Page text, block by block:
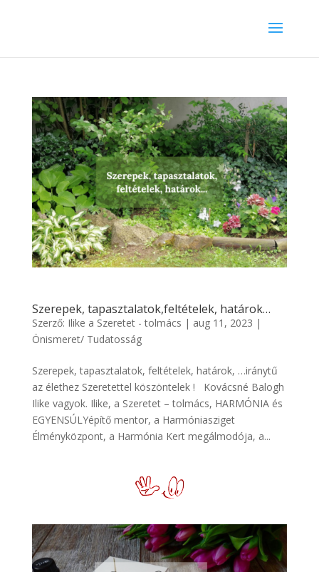
Szerepek, tapasztalatok,feltételek, határok…
Szerző: Ilike a Szeretet - tolmács | aug 11, 2023 |
Önismeret/ Tudatosság
Szerepek, tapasztalatok, feltételek, határok, …iránytű
az élethez Szeretettel köszöntelek ! Kovácsné Balogh
Ilike vagyok. Ilike, a Szeretet – tolmács, HARMÓNIA és
EGYENSÚLYépítő mentor, a Harmóniasziget
Élményközpont, a Harmónia Kert megálmodója, a...